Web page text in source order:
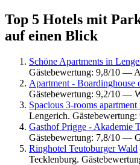
Top 5 Hotels mit
auf einen Blick
Schöne Apartments in
Gästebewertung: 9,8/10 —
Apartment - Boardinghouse
Gästebewertung: 9,2/10 —
Spacious 3-rooms apartment
Lengerich.
Gasthof Prigge - Akademie
Gästebewertung: 7,8/10 —
Ringhotel Teutoburger Wald
Tecklenburg.